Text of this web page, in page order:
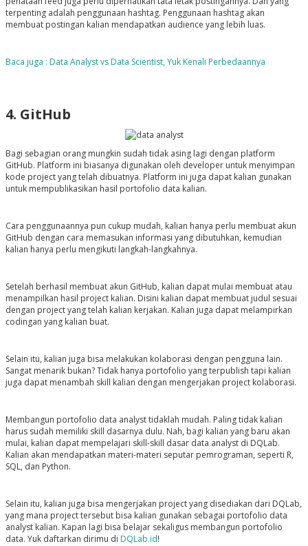
terpenting adalah penggunaan hashtag. Penggunaan hashtag akan
membuat postingan kalian mendapatkan audience yang lebih luas.
Baca juga : Data Analyst vs Data Scientist, Yuk Kenali Perbedaannya
4. GitHub
Bagi sebagian orang mungkin sudah tidak asing lagi dengan platform
GitHub. Platform ini biasanya digunakan oleh developer untuk menyimpan
kode project yang telah dibuatnya. Platform ini juga dapat kalian gunakan
untuk mempublikasikan hasil portofolio data kalian.
Cara penggunaannya pun cukup mudah, kalian hanya perlu membuat akun
GitHub dengan cara memasukan informasi yang dibutuhkan, kemudian
kalian hanya perlu mengikuti langkah-langkahnya.
Setelah berhasil membuat akun GitHub, kalian dapat mulai membuat atau
menampilkan hasil project kalian. Disini kalian dapat membuat judul sesuai
dengan project yang telah kalian kerjakan. Kalian juga dapat melampirkan
codingan yang kalian buat.
Selain itu, kalian juga bisa melakukan kolaborasi dengan pengguna lain.
Sangat menarik bukan? Tidak hanya portofolio yang terpublish tapi kalian
juga dapat menambah skill kalian dengan mengerjakan project kolaborasi.
Membangun portofolio data analyst tidaklah mudah. Paling tidak kalian
harus sudah memiliki skill dasarnya dulu. Nah, bagi kalian yang baru akan
mulai, kalian dapat mempelajari skill-skill dasar data analyst di DQLab.
Kalian akan mendapatkan materi-materi seputar pemrograman, seperti R,
SQL, dan Python.
Selain itu, kalian juga bisa mengerjakan project yang disediakan dari DQLab,
yang mana project tersebut bisa kalian gunakan sebagai portofolio data
analyst kalian. Kapan lagi bisa belajar sekaligus membangun portofolio
data. Yuk daftarkan dirimu di DQLab.id!